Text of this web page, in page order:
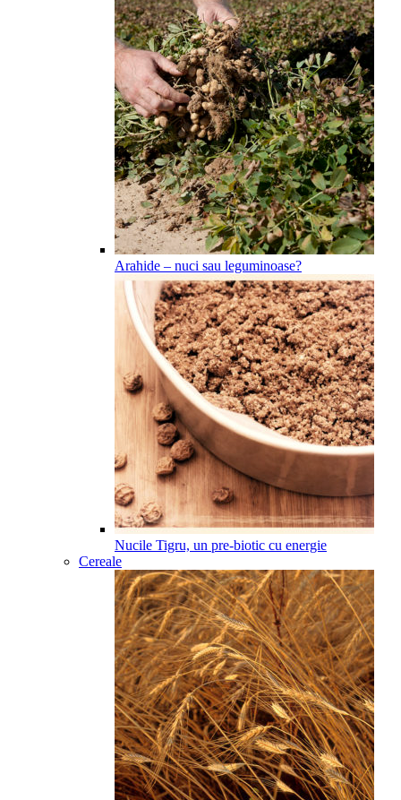
Arahide – nuci sau leguminoase?
Nucile Tigru, un pre-biotic cu energie
Cereale